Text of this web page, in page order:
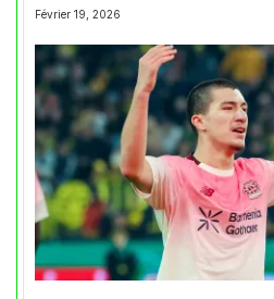
Février 19, 2026